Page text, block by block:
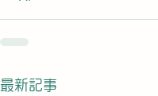
最新記事